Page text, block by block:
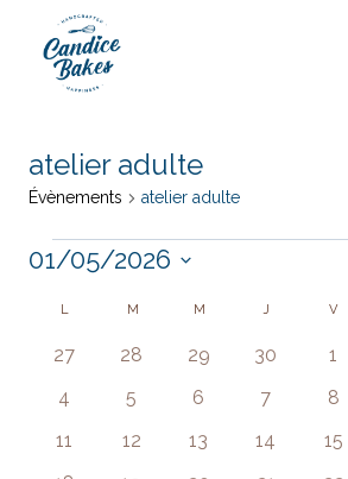
contenu
atelier adulte
Évènements atelier adulte
Évènements
01/05/2026
date.
Calendrier
de
LLUNDI M M MERCREDI
J V
0
27
0
28
0
29
0
30
01
0
4
0
5
0
6
0
7
0
8
0
11
0
12
0
13
0
14
0
15